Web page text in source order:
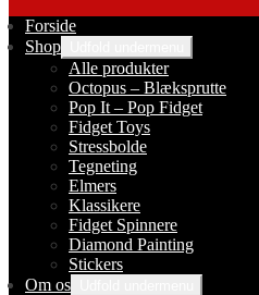
Forside
Shop
Alle produkter
Octopus – Blæksprutte
Pop It – Pop Fidget
Fidget Toys
Stressbolde
Tegneting
Elmers
Klassikere
Fidget Spinnere
Diamond Painting
Stickers
Om os